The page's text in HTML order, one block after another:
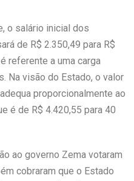
o salário inicial dos
de R$ 2.350,49 para R$
referente a uma carga
Na visão do Estado, o valor
proporcionalmente ao
é de R$ 4.420,55 para 40
ao governo Zema votaram
cobraram que o Estado